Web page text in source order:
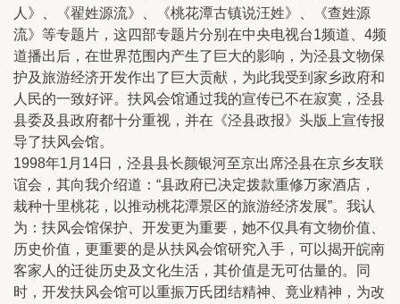
人》、《翟姓源流》、《桃花潭古镇说汪姓》、《查姓源
流》等专题片，这四部专题片分别在中央电视台1频道、4频
道播出后，在世界范围内产生了巨大的影响，为泾县文物保
护及旅游经济开发作出了巨大贡献，为此我受到家乡政府和
人民的一致好评。扶风会馆通过我的宣传已不在寂寞，泾县
县委及县政府都十分重视，并在《泾县政报》头版上宣传报
导了扶风会馆。
1998年1月14日，泾县县长颜银河至京出席泾县在京乡友联
谊会，其向我介绍道：“县政府已决定拨款重修万家酒店，
栽种十里桃花，以推动桃花潭景区的旅游经济发展”。我认
为：扶风会馆保护、开发更为重要，她不仅具有文物价值、
历史价值，更重要的是从扶风会馆研究入手，可以揭开皖南
客家人的迁徙历史及文化生活，其价值是无可估量的。同
时，开发扶风会馆可以重振万氏团结精神、竟业精神，为改